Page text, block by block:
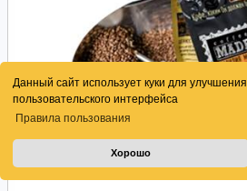
Данный сайт использует куки для улучшения
пользовательского интерфейса
Правила пользования
Хорошо